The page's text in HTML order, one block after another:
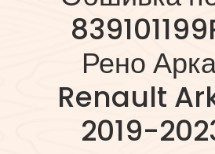
Рено
Renault
2019-